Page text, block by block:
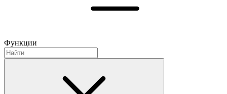
Функции